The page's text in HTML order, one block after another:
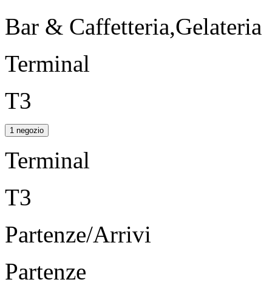
Bar & Caffetteria,Gelateria
Terminal
T3
1 negozio
Terminal
T3
Partenze/Arrivi
Partenze